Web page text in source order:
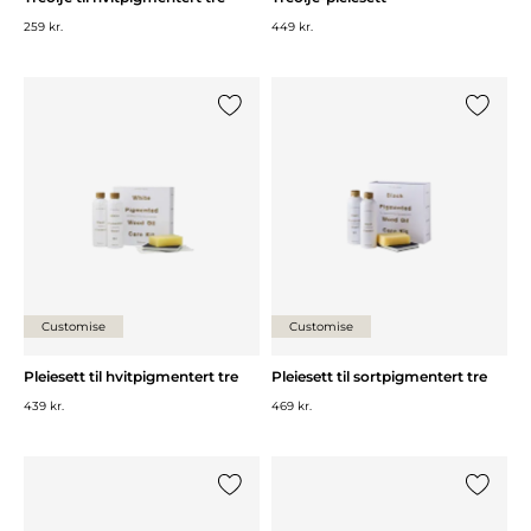
259 kr. 449 kr.
Customise
Pleiesett til hvitpigmentert tre
439 kr.
Customise
Pleiesett til sortpigmentert tre
469 kr.